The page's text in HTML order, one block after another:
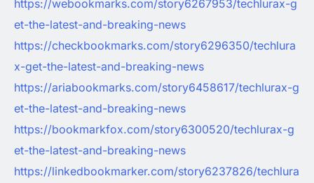
https://webookmarks.com/story6267953/techlurax-g
et-the-latest-and-breaking-news
https://checkbookmarks.com/story6296350/techlura
x-get-the-latest-and-breaking-news
https://ariabookmarks.com/story6458617/techlurax-g
et-the-latest-and-breaking-news
https://bookmarkfox.com/story6300520/techlurax-g
et-the-latest-and-breaking-news
https://linkedbookmarker.com/story6237826/techlura